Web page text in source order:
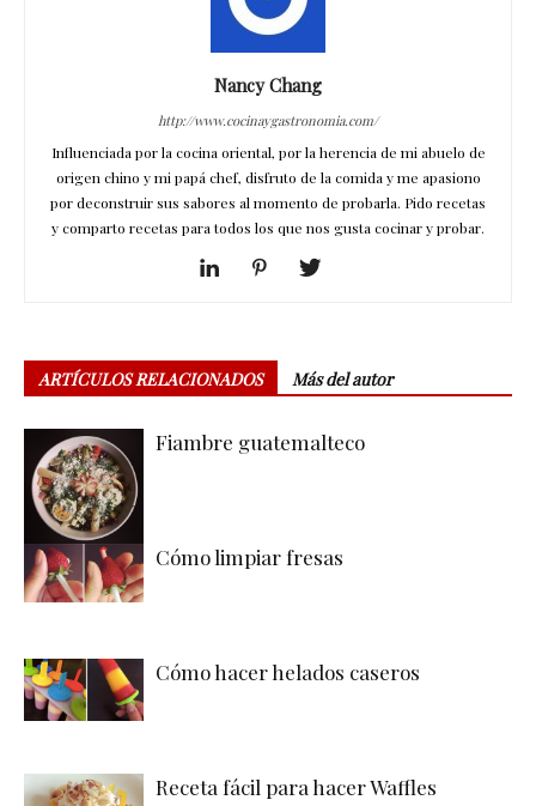
Nancy Chang
http://www.cocinaygastronomia.com/
Influenciada por la cocina oriental, por la herencia de mi abuelo de
origen chino y mi papá chef, disfruto de la comida y me apasiono
por deconstruir sus sabores al momento de probarla. Pido recetas
y comparto recetas para todos los que nos gusta cocinar y probar.
ARTÍCULOS RELACIONADOS Más del autor
Fiambre guatemalteco
Cómo limpiar fresas
Cómo hacer helados caseros
Receta fácil para hacer Waffles